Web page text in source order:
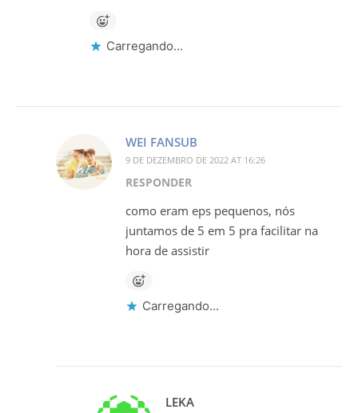
Carregando...
WEI FANSUB
9 DE DEZEMBRO DE 2022 AT 16:26
RESPONDER
como eram eps pequenos, nós
juntamos de 5 em 5 pra facilitar na
hora de assistir
Carregando...
LEKA